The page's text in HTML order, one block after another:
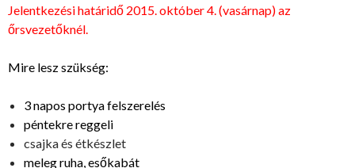
Jelentkezési határidő 2015. október 4. (vasárnap) az
őrsvezetőknél.
Mire lesz szükség:
3 napos portya felszerelés
péntekre reggeli
csajka és étkészlet
meleg ruha, esőkabát